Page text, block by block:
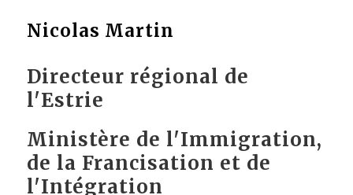
Nicolas Martin
Directeur régional de
l'Estrie
Ministère de l'Immigration,
de la Francisation et de
l'Intégration